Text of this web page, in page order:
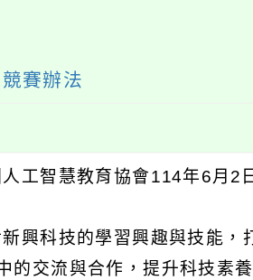
賽辦法
工智慧教育協會114年6月2
科技的學習興趣與技能，
的交流與合作，提升科技素